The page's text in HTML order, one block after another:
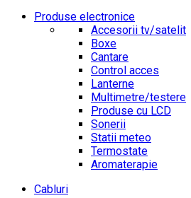
Produse electronice
Accesorii tv/satelit
Boxe
Cantare
Control acces
Lanterne
Multimetre/testere
Produse cu LCD
Sonerii
Statii meteo
Termostate
Aromaterapie
Cabluri